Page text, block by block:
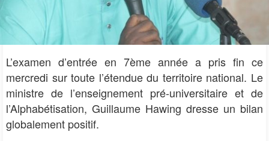
L’examen d’entrée en 7ème année a pris fin ce
mercredi sur toute l’étendue du territoire national. Le
ministre de l’enseignement pré-universitaire et de
l’Alphabétisation, Guillaume Hawing dresse un bilan
globalement positif.